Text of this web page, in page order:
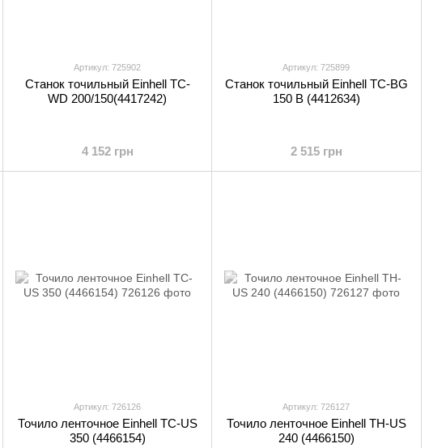
Артикул: 725902
Станок точильный Einhell TC-
WD 200/150(4417242)
4 152 грн
Артикул: 725899
Станок точильный Einhell TC-BG
150 B (4412634)
2 515 грн
Артикул: 726126
Точило ленточное Einhell TC-US
350 (4466154)
Артикул: 726127
Точило ленточное Einhell TH-US
240 (4466150)